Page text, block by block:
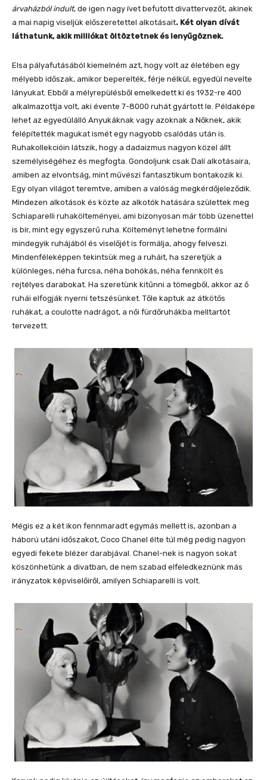
árvaházból indult, de igen nagy ívet befutott divattervezőt, akinek
a mai napig viseljük előszeretettel alkotásait. Két olyan dívát
láthatunk, akik milliókat öltöztetnek és lenyűgöznek.
Elsa pályafutásából kiemelném azt, hogy volt az életében egy
mélyebb időszak, amikor beperelték, férje nélkül, egyedül nevelte
lányukat. Ebből a mélyrepülésből emelkedett ki és 1932-re 400
alkalmazottja volt, aki évente 7-8000 ruhát gyártott le. Példaképe
lehet az egyedülálló Anyukáknak vagy azoknak a Nőknek, akik
felépítették magukat ismét egy nagyobb csalódás után is.
Ruhakollekcióin látszik, hogy a dadaizmus nagyon közel állt
személyiségéhez és megfogta. Gondoljunk csak Dalí alkotásaira,
amiben az elvontság, mint művészi fantasztikum bontakozik ki.
Egy olyan világot teremtve, amiben a valóság megkérdőjeleződik.
Mindezen alkotások és közte az alkotók hatására születtek meg
Schiaparelli ruhakölteményei, ami bizonyosan már több üzenettel
is bír, mint egy egyszerű ruha. Költeményt lehetne formálni
mindegyik ruhájából és viselőjét is formálja, ahogy felveszi.
Mindenféleképpen tekintsük meg a ruháit, ha szeretjük a
különleges, néha furcsa, néha bohókás, néha fennkölt és
rejtélyes darabokat. Ha szeretünk kitűnni a tömegből, akkor az ő
ruhái elfogják nyerni tetszésünket. Tőle kaptuk az átkötős
ruhákat, a coulotte nadrágot, a női fürdőruhákba melltartót
tervezett.
Mégis ez a két ikon fennmaradt egymás mellett is, azonban a
háború utáni időszakot, Coco Chanel élte túl még pedig nagyon
egyedi fekete blézer darabjával. Chanel-nek is nagyon sokat
köszönhetünk a divatban, de nem szabad elfeledkeznünk más
irányzatok képviselőiről, amilyen Schiaparelli is volt.